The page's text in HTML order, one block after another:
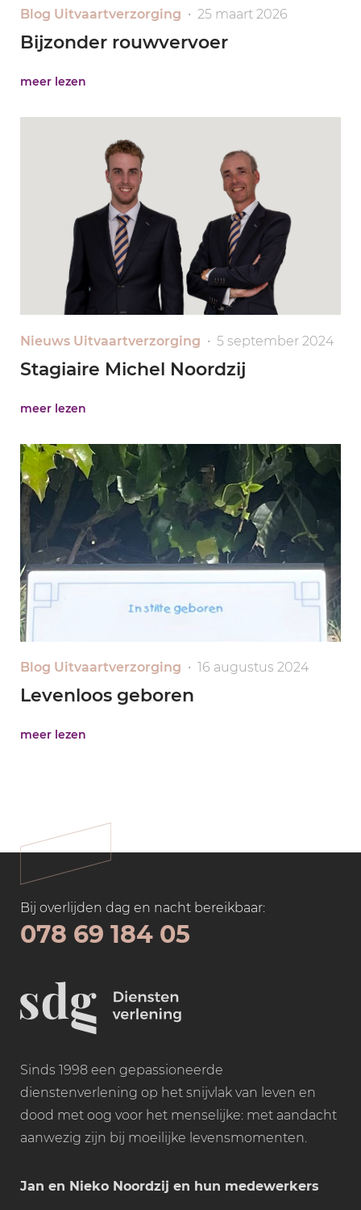
Blog Uitvaartverzorging • 25 maart 2026
Bijzonder rouwvervoer
meer lezen
Nieuws Uitvaartverzorging • 5 september 2024
Stagiaire Michel Noordzij
meer lezen
Blog Uitvaartverzorging • 16 augustus 2024
Levenloos geboren
meer lezen
Bij overlijden dag en nacht bereikbaar:
078 69 184 05
Sinds 1998 een gepassioneerde
dienstenverlening op het snijvlak van leven en
dood met oog voor het menselijke: met aandacht
aanwezig zijn bij moeilijke levensmomenten.
Jan en Nieko Noordzij en hun medewerkers